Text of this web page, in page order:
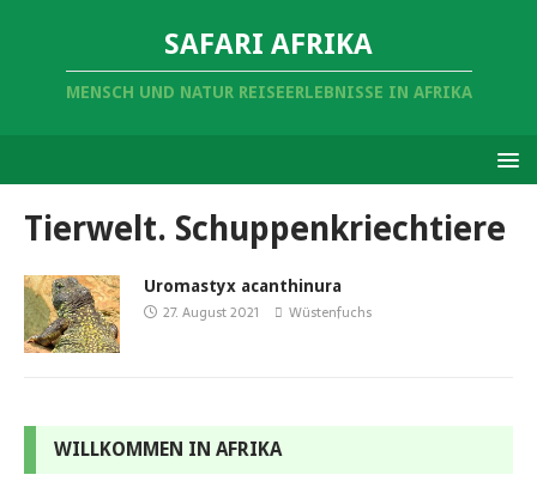
SAFARI AFRIKA
MENSCH UND NATUR REISEERLEBNISSE IN AFRIKA
Tierwelt. Schuppenkriechtiere
Uromastyx acanthinura
27. August 2021 Wüstenfuchs
WILLKOMMEN IN AFRIKA